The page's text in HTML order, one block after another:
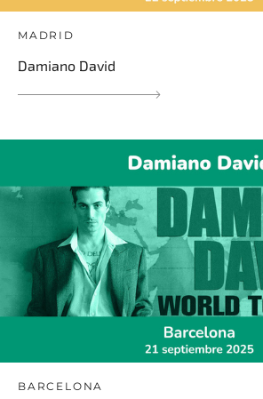
MADRID
Damiano David
BARCELONA